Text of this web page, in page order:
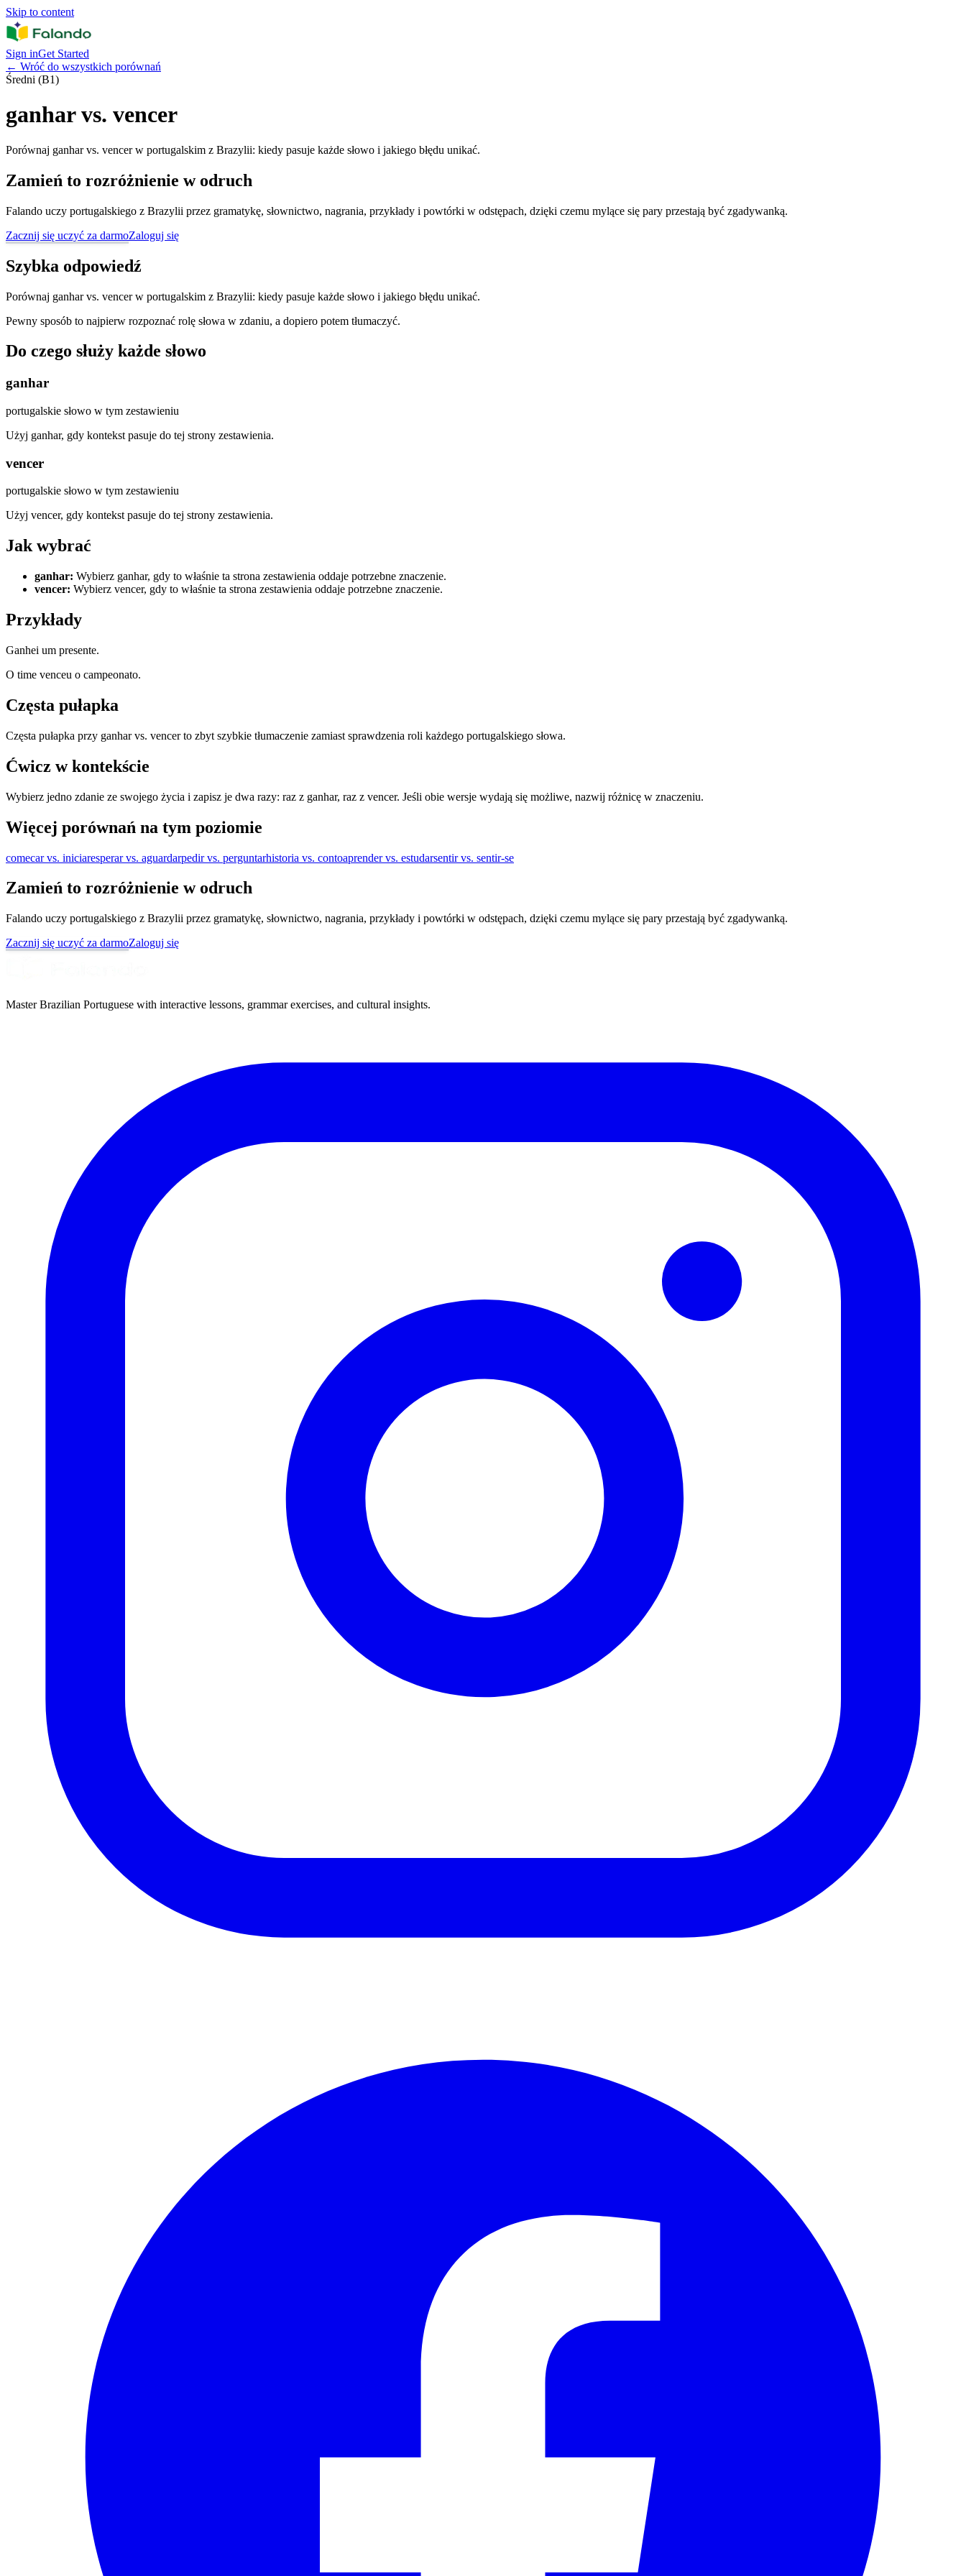
Skip to content
Sign inGet Started
← Wróć do wszystkich porównań
Średni (B1)
ganhar vs. vencer
Porównaj ganhar vs. vencer w portugalskim z Brazylii: kiedy pasuje każde słowo i jakiego błędu unikać.
Zamień to rozróżnienie w odruch
Falando uczy portugalskiego z Brazylii przez gramatykę, słownictwo, nagrania, przykłady i powtórki w odstępach, dzięki czemu mylące się pary przestają być zgadywanką.
Zacznij się uczyć za darmoZaloguj się
Szybka odpowiedź
Porównaj ganhar vs. vencer w portugalskim z Brazylii: kiedy pasuje każde słowo i jakiego błędu unikać.
Pewny sposób to najpierw rozpoznać rolę słowa w zdaniu, a dopiero potem tłumaczyć.
Do czego służy każde słowo
ganhar
portugalskie słowo w tym zestawieniu
Użyj ganhar, gdy kontekst pasuje do tej strony zestawienia.
vencer
portugalskie słowo w tym zestawieniu
Użyj vencer, gdy kontekst pasuje do tej strony zestawienia.
Jak wybrać
ganhar: Wybierz ganhar, gdy to właśnie ta strona zestawienia oddaje potrzebne znaczenie.
vencer: Wybierz vencer, gdy to właśnie ta strona zestawienia oddaje potrzebne znaczenie.
Przykłady
Ganhei um presente.
O time venceu o campeonato.
Częsta pułapka
Częsta pułapka przy ganhar vs. vencer to zbyt szybkie tłumaczenie zamiast sprawdzenia roli każdego portugalskiego słowa.
Ćwicz w kontekście
Wybierz jedno zdanie ze swojego życia i zapisz je dwa razy: raz z ganhar, raz z vencer. Jeśli obie wersje wydają się możliwe, nazwij różnicę w znaczeniu.
Więcej porównań na tym poziomie
comecar vs. iniciaresperar vs. aguardarpedir vs. perguntarhistoria vs. contoaprender vs. estudarsentir vs. sentir-se
Zamień to rozróżnienie w odruch
Falando uczy portugalskiego z Brazylii przez gramatykę, słownictwo, nagrania, przykłady i powtórki w odstępach, dzięki czemu mylące się pary przestają być zgadywanką.
Zacznij się uczyć za darmoZaloguj się
Master Brazilian Portuguese with interactive lessons, grammar exercises, and cultural insights.